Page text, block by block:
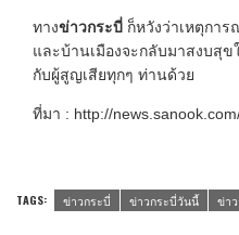
ทางข่าวกระบี่ ก็หวังว่าเหตุกา
และบ้านเมืองจะกลับมาสงบสุข
กับผู้สูญเสียทุกๆ ท่านด้วย
ที่มา : http://
TAGS: ข่าวกระบี่ ข่าวกระบี่วันนี้ ข่า